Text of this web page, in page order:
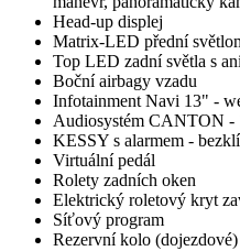
Head-up displej
Matrix-LED přední
Top LED zadní světla s
Boční airbagy vzadu
Infotainment Navi 13" -
Audiosystém CANTON -
KESSY s alarmem -
Virtuální pedál
Rolety zadních oken
Elektrický roletový kryt
Síťový program
Rezervní kolo (dojezdové)